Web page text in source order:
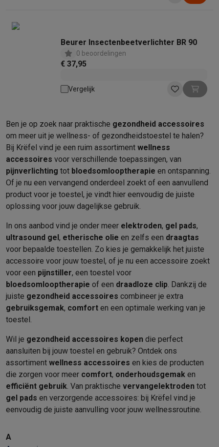
Beurer Insectenbeetverlichter BR 90
0 beoordelingen
€ 37,95
Vergelijk
Ben je op zoek naar praktische gezondheid accessoires
om meer uit je wellness- of gezondheidstoestel te halen?
Bij Krëfel vind je een ruim assortiment wellness
accessoires voor verschillende toepassingen, van
pijnverlichting tot bloedsomlooptherapie en ontspanning.
Of je nu een vervangend onderdeel zoekt of een aanvullend
product voor je toestel, je vindt hier eenvoudig de juiste
oplossing voor jouw dagelijkse gebruik.
In ons aanbod vind je onder meer elektroden, gel pads,
ultrasound gel, etherische olie en zelfs een draagtas
voor bepaalde toestellen. Zo kies je gemakkelijk het juiste
accessoire voor jouw toestel, of je nu een accessoire zoekt
voor een pijnstiller, een toestel voor
bloedsomlooptherapie of een draadloze clip. Dankzij de
juiste gezondheid accessoires combineer je extra
gebruiksgemak, comfort en een optimale werking van je
toestel.
Wil je gezondheid accessoires kopen die perfect
aansluiten bij jouw toestel en gebruik? Ontdek ons
assortiment wellness accessoires en kies de producten
die zorgen voor meer comfort, onderhoudsgemak en
efficiënt gebruik. Van praktische vervangelektroden tot
gel pads en verzorgende accessoires: bij Krëfel vind je
eenvoudig de juiste aanvulling voor jouw wellnessroutine.
A